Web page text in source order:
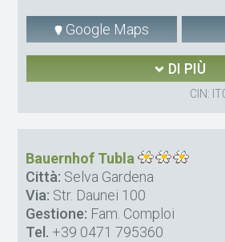
Google Maps
DI PIÙ
CIN:
Bauernhof Tubla
Città: Selva Gardena
Via: Str. Daunei 100
Gestione: Fam. Comploi
Tel. +39 0471 795360